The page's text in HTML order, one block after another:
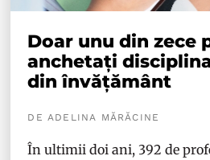
Doar unu din zece
anchetați
din învățământ
DE ADELINA MĂRĂCINE
În ultimii doi ani, 392 de